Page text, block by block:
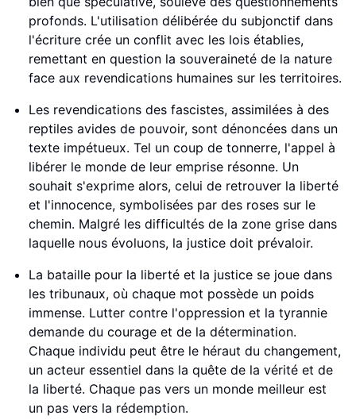
profonds. L'utilisation délibérée du subjonctif dans
l'écriture crée un conflit avec les lois établies,
remettant en question la souveraineté de la nature
face aux revendications humaines sur les territoires.
Les revendications des fascistes, assimilées à des
reptiles avides de pouvoir, sont dénoncées dans un
texte impétueux. Tel un coup de tonnerre, l'appel à
libérer le monde de leur emprise résonne. Un
souhait s'exprime alors, celui de retrouver la liberté
et l'innocence, symbolisées par des roses sur le
chemin. Malgré les difficultés de la zone grise dans
laquelle nous évoluons, la justice doit prévaloir.
La bataille pour la liberté et la justice se joue dans
les tribunaux, où chaque mot possède un poids
immense. Lutter contre l'oppression et la tyrannie
demande du courage et de la détermination.
Chaque individu peut être le héraut du changement,
un acteur essentiel dans la quête de la vérité et de
la liberté. Chaque pas vers un monde meilleur est
un pas vers la rédemption.